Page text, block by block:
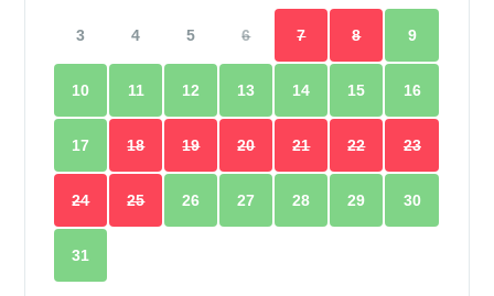
3 4 5 6 7 8 9
10 11 12 13 14 15 16
17 18 19 20 21 22 23
24 25 26 27 28 29 30
31